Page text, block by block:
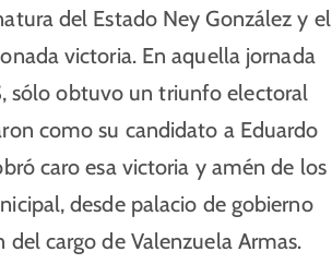
del Estado Ney González y el
victoria. En aquella jornada
sólo obtuvo un triunfo electoral
como su candidato a Eduardo
caro esa victoria y amén de los
desde palacio de gobierno
cargo de Valenzuela Armas.